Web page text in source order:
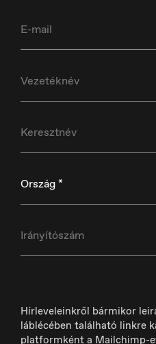
Croatia
Čeština
Ország *
Hírleveleinkről bármikor
láblécében található linkre
platformként a Mailchimp-